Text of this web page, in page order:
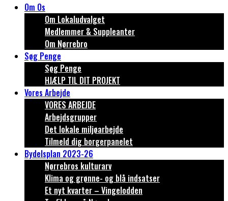
Om Os
Om Lokaludvalget
Medlemmer & Suppleanter
Om Nørrebro
Søg Penge
Søg Penge
HJÆLP TIL DIT PROJEKT
Vores Arbejde
VORES ARBEJDE
Arbejdsgrupper
Det lokale miljøarbejde
Tilmeld dig borgerpanelet
Bydelsplan 2023-26
Nørrebros kulturarv
Klima og grønne- og blå indsatser
Et nyt kvarter – Vingelodden